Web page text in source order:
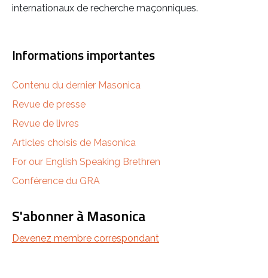
Informations importantes
Contenu du dernier Masonica
Revue de presse
Revue de livres
Articles choisis de Masonica
For our English Speaking Brethren
Conférence du GRA
S'abonner à Masonica
Devenez membre correspondant
internationaux de recherche maçonniques.